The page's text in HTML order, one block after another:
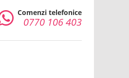
Comenzi telefonice
0770 106 403